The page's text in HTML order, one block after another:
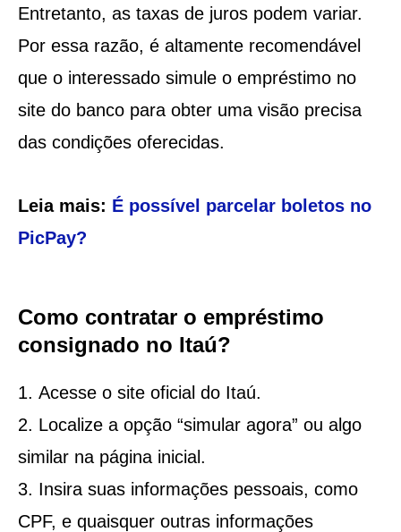
Entretanto, as taxas de juros podem variar.
Por essa razão, é altamente recomendável
que o interessado simule o empréstimo no
site do banco para obter uma visão precisa
das condições oferecidas.
Leia mais: É possível parcelar boletos no
PicPay?
Como contratar o empréstimo
consignado no Itaú?
Acesse o site oficial do Itaú.
Localize a opção “simular agora” ou algo
similar na página inicial.
Insira suas informações pessoais, como
CPF, e quaisquer outras informações